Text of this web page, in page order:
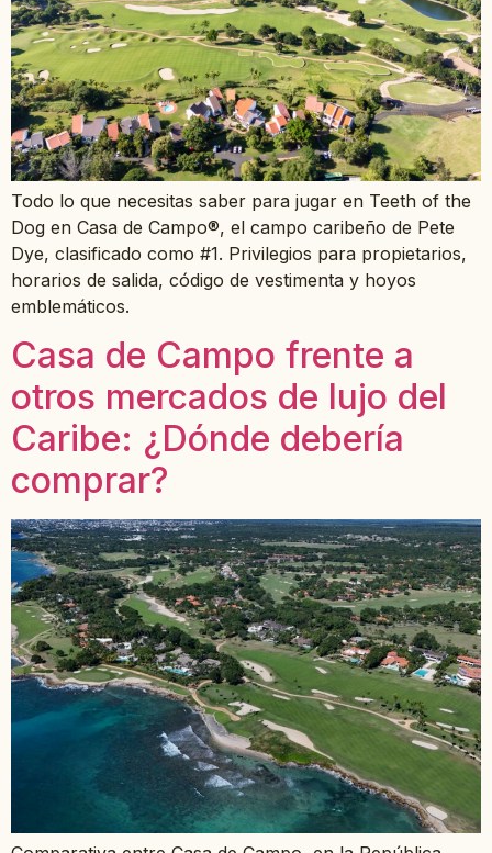
Todo lo que necesitas saber para jugar en Teeth of the
Dog en Casa de Campo®, el campo caribeño de Pete
Dye, clasificado como #1. Privilegios para propietarios,
horarios de salida, código de vestimenta y hoyos
emblemáticos.
Casa de Campo frente a
otros mercados de lujo del
Caribe: ¿Dónde debería
comprar?